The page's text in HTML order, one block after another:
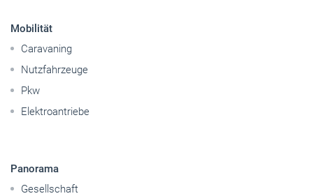
Mobilität
Caravaning
Nutzfahrzeuge
Pkw
Elektroantriebe
Panorama
Gesellschaft